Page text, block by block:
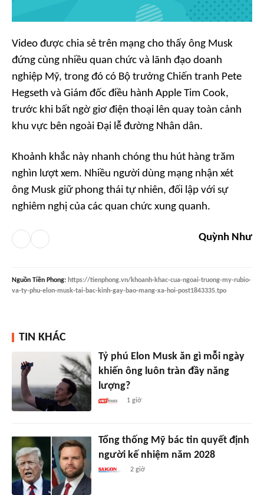
Video được chia sẻ trên mạng cho thấy ông Musk
đứng cùng nhiều quan chức và lãnh đạo doanh
nghiệp Mỹ, trong đó có Bộ trưởng Chiến tranh Pete
Hegseth và Giám đốc điều hành Apple Tim Cook,
trước khi bất ngờ giơ điện thoại lên quay toàn cảnh
khu vực bên ngoài Đại lễ đường Nhân dân.
Khoảnh khắc này nhanh chóng thu hút hàng trăm
nghìn lượt xem. Nhiều người dùng mạng nhận xét
ông Musk giữ phong thái tự nhiên, đối lập với sự
nghiêm nghị của các quan chức xung quanh.
Quỳnh Như
Nguồn Tiền Phong: https://tienphong.vn/khoanh-khac-cua-ngoai-truong-my-rubio-
va-ty-phu-elon-musk-tai-bac-kinh-gay-bao-mang-xa-hoi-post1843335.tpo
TIN KHÁC
Tỷ phú Elon Musk ăn gì mỗi ngày
khiến ông luôn tràn đầy năng
lượng?
1 giờ
Tổng thống Mỹ bác tin quyết định
người kế nhiệm năm 2028
2 giờ